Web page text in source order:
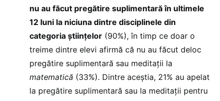
nu au făcut pregătire suplimentară în ultimele
12 luni la niciuna dintre disciplinele din
categoria științelor (90%), în timp ce doar o
treime dintre elevi afirmă că nu au făcut deloc
pregătire suplimentară sau meditații la
matematică (33%). Dintre aceștia, 21% au apelat
la pregătire suplimentară sau la meditații pentru